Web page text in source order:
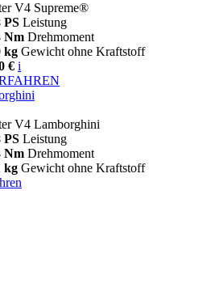
V4 Supreme®
PS Leistung
Nm Drehmoment
kg Gewicht ohne Kraftstoff
€ i
V4 Lamborghini
PS Leistung
Nm Drehmoment
kg Gewicht ohne Kraftstoff